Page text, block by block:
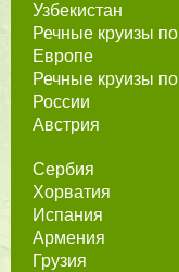
Узбекистан
Речные круизы по
Европе
Речные круизы по
России
Австрия
Сербия
Хорватия
Испания
Армения
Грузия